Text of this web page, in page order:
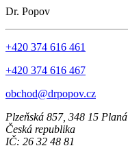
Dr. Popov
+420 374 616 461
+420 374 616 467
obchod@drpopov.cz
Plzeňská 857, 348 15 Planá
Česká republika
IČ: 26 32 48 81